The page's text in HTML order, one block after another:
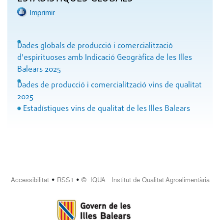
Imprimir
Dades globals de producció i comercialització
d'espirituoses amb Indicació Geogràfica de les Illes
Balears 2025
Dades de producció i comercialització vins de qualitat
2025
Estadístiques vins de qualitat de les Illes Balears
Accessibilitat• RSS1 • © IQUA Institut de Qualitat Agroalimentària